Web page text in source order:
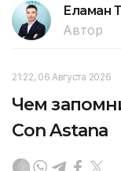
Еламан
Автор
21:22, 06 Августа 2026
Чем
Con Astana